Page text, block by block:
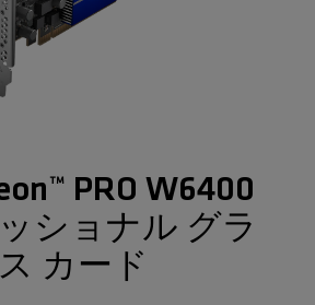
PRO W6400
ショナル グラ
カード